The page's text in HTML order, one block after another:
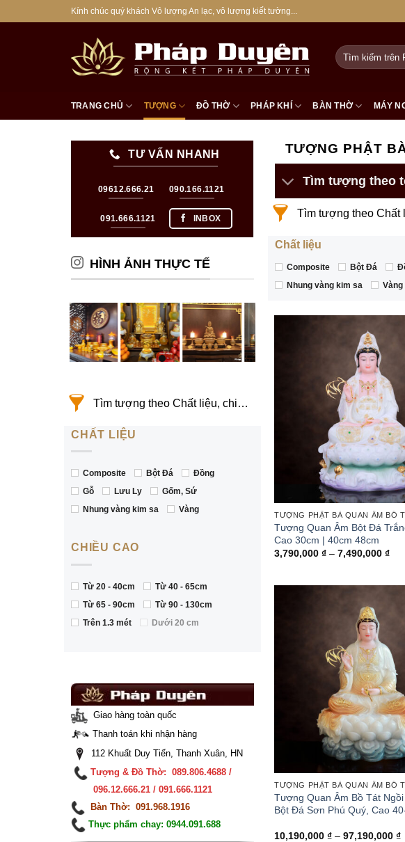
qua
Kính chúc quý khách Vô lượng An lạc, vô lượng kiết tường...
Tìm
kiếm:
TRANG CHỦ TƯỢNG ĐỒ THỜ PHÁP KHÍ BÀN THỜ MÁY
TƯ VẤN NHANH
09612.666.21 090.166.1121
091.666.1121 INBOX
HÌNH ẢNH THỰC TẾ
Tìm tượng theo Chất liệu, chiều cao
CHẤT LIỆU
Composite Bột Đá
Đồng
Gỗ
Lưu Ly
Gốm, Sứ
Nhung vàng kim sa
Vàng
CHIỀU CAO
Từ 20 - 40cm
Từ 40 - 65cm
Từ 65 - 90cm
Từ 90 - 130cm
Trên 1.3 mét
Dưới 20 cm
Giao hàng toàn quốc
Thanh toán khi nhận hàng
112 Khuất Duy Tiến, Thanh Xuân, HN
Tượng & Đồ Thờ: 089.806.4688 /
096.12.666.21 / 091.666.1121
Bàn Thờ: 091.968.1916
Thực phẩm chay: 0944.091.688
TƯỢNG PHẬT
Tìm tượng theo
Tìm tượng theo Chất
Chất liệu
Composite Bột Đá
Nhung vàng kim sa
Vàng
TƯỢNG PHẬT BÀ QUAN ÂM BỒ
Tượng Quan Âm Bột Đá
Cao 30cm | 40cm 48cm
3,790,000₫ – 7,490,000₫
TƯỢNG PHẬT BÀ QUAN ÂM BỒ
Tượng Quan Âm Bồ Tát
Bột Đá Sơn Phú Quý, Cao
10,190,000₫ – 97,190,000₫